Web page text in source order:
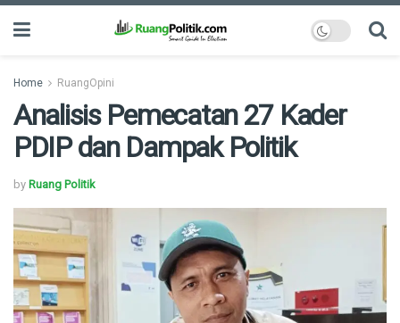
Home RuangOpini
Analisis Pemecatan 27 Kader
PDIP dan Dampak Politik
by Ruang Politik